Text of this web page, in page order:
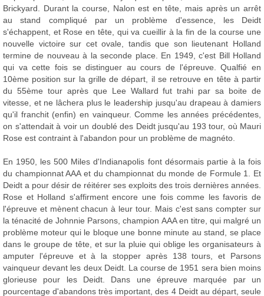
Brickyard. Durant la course, Nalon est en tête, mais après un arrêt
au stand compliqué par un problème d'essence, les Deidt
s'échappent, et Rose en tête, qui va cueillir à la fin de la course une
nouvelle victoire sur cet ovale, tandis que son lieutenant Holland
termine de nouveau à la seconde place. En 1949, c'est Bill Holland
qui va cette fois se distinguer au cours de l'épreuve. Qualfié en
10ème position sur la grille de départ, il se retrouve en tête à partir
du 55ème tour après que Lee Wallard fut trahi par sa boite de
vitesse, et ne lâchera plus le leadership jusqu'au drapeau à damiers
qu'il franchit (enfin) en vainqueur. Comme les années précédentes,
on s'attendait à voir un doublé des Deidt jusqu'au 193 tour, où Mauri
Rose est contraint à l'abandon pour un problème de magnéto.
En 1950, les 500 Miles d'Indianapolis font désormais partie à la fois
du championnat AAA et du championnat du monde de Formule 1. Et
Deidt a pour désir de réitérer ses exploits des trois dernières années.
Rose et Holland s'affirment encore une fois comme les favoris de
l'épreuve et mènent chacun à leur tour. Mais c'est sans compter sur
la ténacité de Johnnie Parsons, champion AAA en titre, qui malgré un
problème moteur qui le bloque une bonne minute au stand, se place
dans le groupe de tête, et sur la pluie qui oblige les organisateurs à
amputer l'épreuve et à la stopper après 138 tours, et Parsons
vainqueur devant les deux Deidt. La course de 1951 sera bien moins
glorieuse pour les Deidt. Dans une épreuve marquée par un
pourcentage d'abandons très important, des 4 Deidt au départ, seule